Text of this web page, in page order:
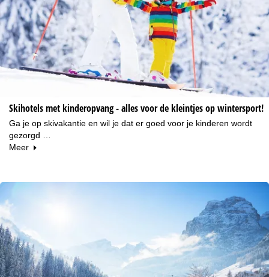
Skihotels met kinderopvang - alles voor de kleintjes op wintersport!
Ga je op skivakantie en wil je dat er goed voor je kinderen wordt
gezorgd …
Meer